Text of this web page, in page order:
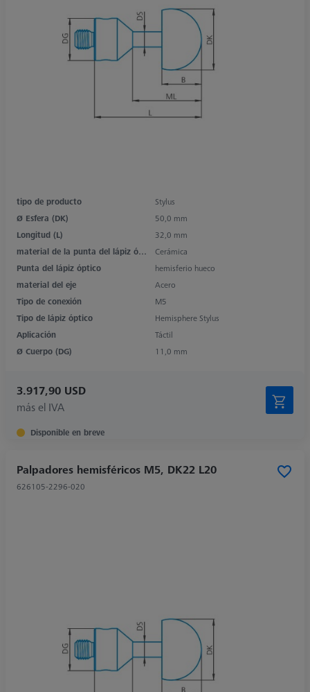
tipo de producto
Stylus
Ø Esfera (DK)
50,0 mm
Longitud (L)
32,0 mm
material de la punta del lápiz óptico
Cerámica
Punta del lápiz óptico
hemisferio hueco
material del eje
Acero
Tipo de conexión
M5
Tipo de lápiz óptico
Hemisphere Stylus
Aplicación
Táctil
Ø Cuerpo (DG)
11,0 mm
3.917,90 USD
más el IVA
Disponible en breve
Palpadores hemisféricos M5, DK22 L20
626105-2296-020